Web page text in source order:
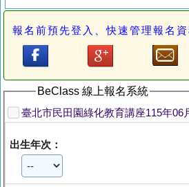
報名前預先登入、快速管理報名資
BeClass 線上報名系統
臺北市民田園綠化教育講座115年06
出生年次：